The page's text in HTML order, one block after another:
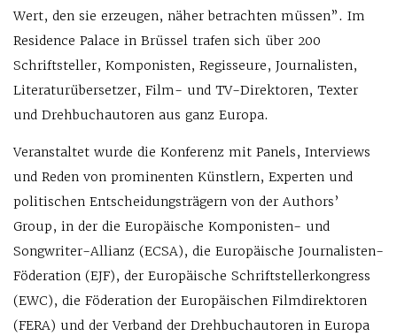
Wert, den sie erzeugen, näher betrachten müssen”. Im
Residence Palace in Brüssel trafen sich über 200
Schriftsteller, Komponisten, Regisseure, Journalisten,
Literaturübersetzer, Film- und TV-Direktoren, Texter
und Drehbuchautoren aus ganz Europa.
Veranstaltet wurde die Konferenz mit Panels, Interviews
und Reden von prominenten Künstlern, Experten und
politischen Entscheidungsträgern von der Authors’
Group, in der die Europäische Komponisten- und
Songwriter-Allianz (ECSA), die Europäische Journalisten-
Föderation (EJF), der Europäische Schriftstellerkongress
(EWC), die Föderation der Europäischen Filmdirektoren
(FERA) und der Verband der Drehbuchautoren in Europa